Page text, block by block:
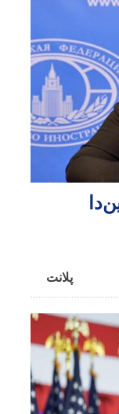
پلانت